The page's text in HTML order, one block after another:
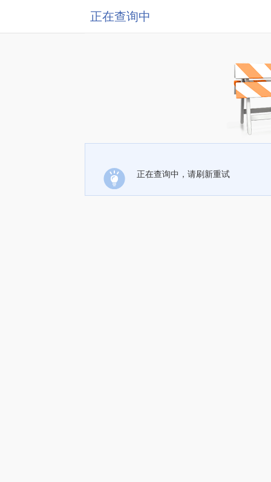
正在查询中
正在查询中，请刷新重试